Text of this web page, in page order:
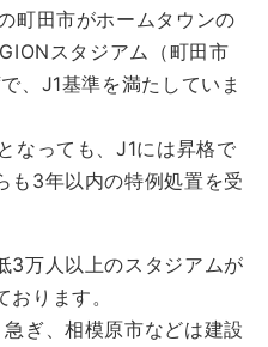
町田市がホームタウンの
スタジアム（町田市
、J1基準を満たしていま
なっても、J1には昇格で
も3年以内の特例処置を受
3万人以上のスタジアムが
ります。
ぎ、相模原市などは建設